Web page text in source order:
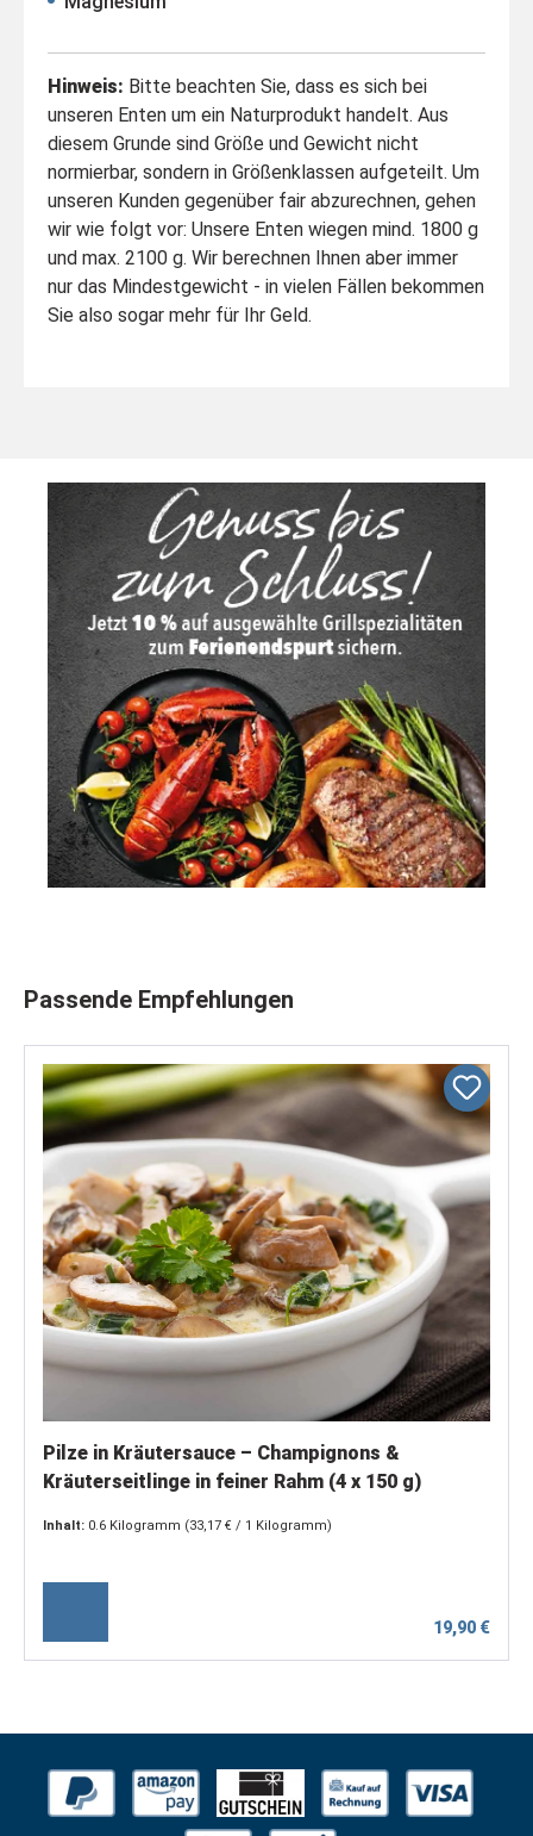
Hinweis: Bitte beachten Sie, dass es sich bei
unseren Enten um ein Naturprodukt handelt. Aus
diesem Grunde sind Größe und Gewicht nicht
normierbar, sondern in Größenklassen aufgeteilt. Um
unseren Kunden gegenüber fair abzurechnen, gehen
wir wie folgt vor: Unsere Enten wiegen mind. 1800 g
und max. 2100 g. Wir berechnen Ihnen aber immer
nur das Mindestgewicht - in vielen Fällen bekommen
Sie also sogar mehr für Ihr Geld.
Produktgalerie überspringen
Passende Empfehlungen
Pilze in Kräutersauce – Champignons &
Kräuterseitlinge in feiner Rahm (4 x 150 g)
Inhalt: 0.6 Kilogramm (33,17 € / 1 Kilogramm)
19,90 €